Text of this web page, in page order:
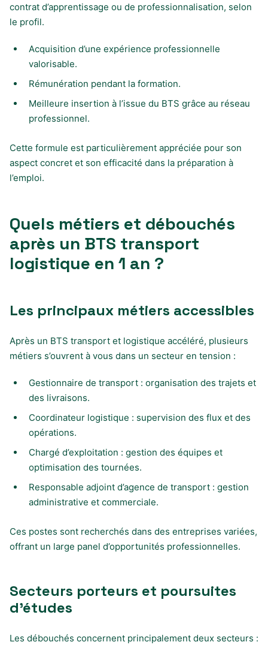
contrat d’apprentissage ou de professionnalisation, selon
le profil.
Acquisition d’une expérience professionnelle
valorisable.
Rémunération pendant la formation.
Meilleure insertion à l’issue du BTS grâce au réseau
professionnel.
Cette formule est particulièrement appréciée pour son
aspect concret et son efficacité dans la préparation à
l’emploi.
Quels métiers et débouchés
après un BTS transport
logistique en 1 an ?
Les principaux métiers accessibles
Après un BTS transport et logistique accéléré, plusieurs
métiers s’ouvrent à vous dans un secteur en tension :
Gestionnaire de transport : organisation des trajets et
des livraisons.
Coordinateur logistique : supervision des flux et des
opérations.
Chargé d’exploitation : gestion des équipes et
optimisation des tournées.
Responsable adjoint d’agence de transport : gestion
administrative et commerciale.
Ces postes sont recherchés dans des entreprises variées,
offrant un large panel d’opportunités professionnelles.
Secteurs porteurs et poursuites
d’études
Les débouchés concernent principalement deux secteurs :